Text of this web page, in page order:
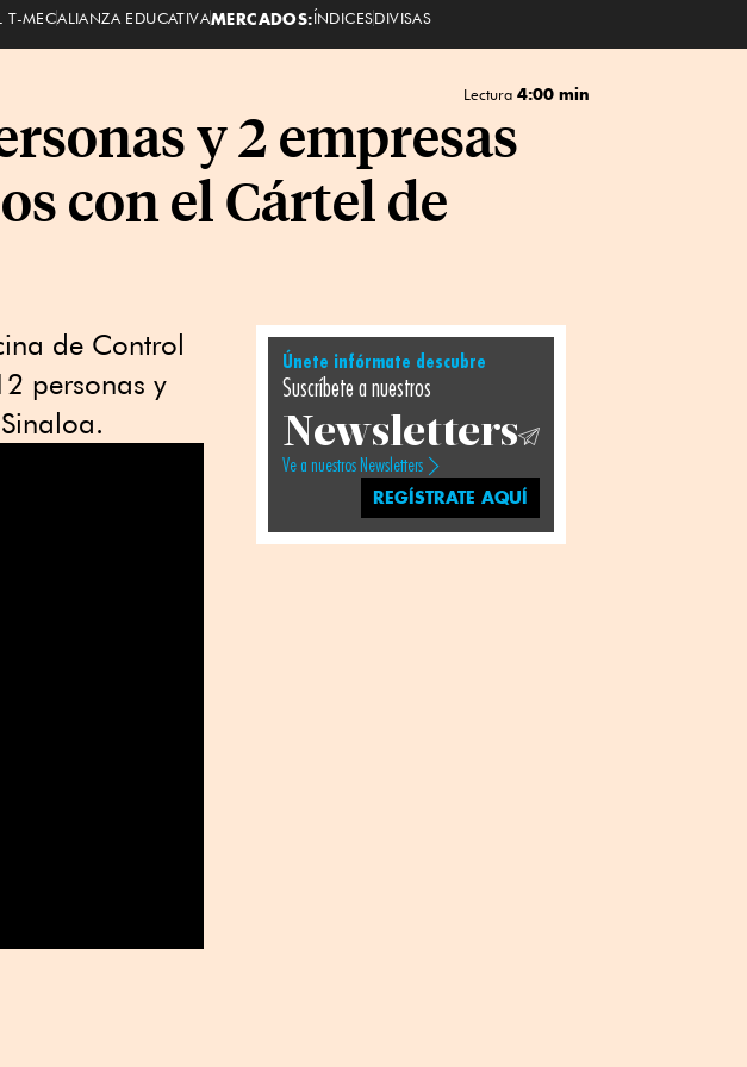
T-MECALIANZA EDUCATIVAMERCADOS:ÍNDICESDIVISAS
Lectura 4:00 min
y 2 empresas
con el Cártel de
de Control
personas y
Únete infórmate descubre
Suscríbete a nuestros
Newsletters
Ve a nuestros Newsletters
REGÍSTRATE AQUÍ